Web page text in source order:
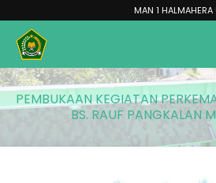
MAN 1 HALMAHERA
PEMBUKAAN KEGIATAN
BS. RAUF PANGKALAN